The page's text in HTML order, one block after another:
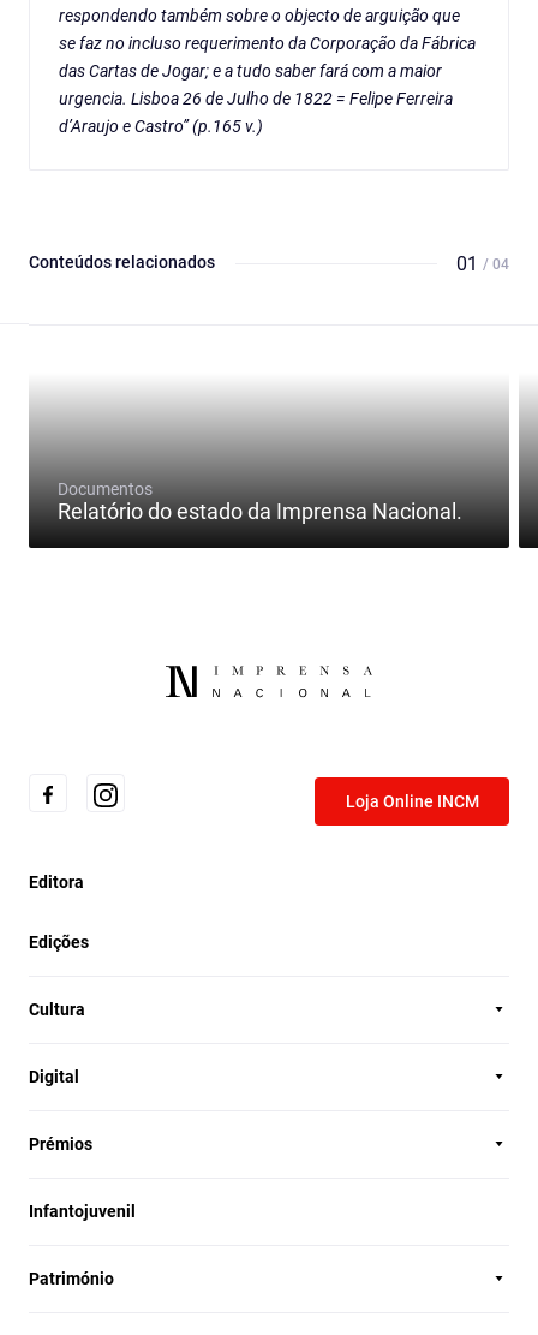
respondendo também sobre o objecto de arguição que
se faz no incluso requerimento da Corporação da Fábrica
das Cartas de Jogar; e a tudo saber fará com a maior
urgencia. Lisboa 26 de Julho de 1822 = Felipe Ferreira
d’Araujo e Castro” (p.165 v.)
Conteúdos relacionados 01 / 04
Documentos
Relatório do estado da Imprensa Nacional.
Loja Online INCM
Editora
Edições
Cultura
Digital
Prémios
Infantojuvenil
Património